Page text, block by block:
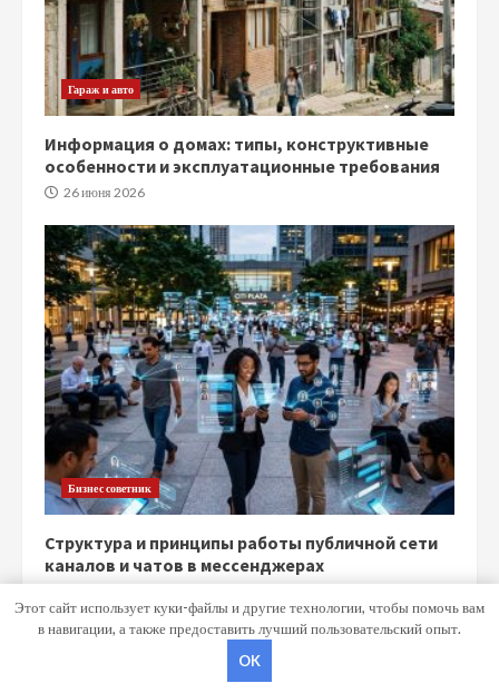
Гараж и авто
Информация о домах: типы, конструктивные
особенности и эксплуатационные требования
26 июня 2026
Бизнес советник
Структура и принципы работы публичной сети
каналов и чатов в мессенджерах
Copyright © Все права защищены.
Этот сайт использует куки-файлы и другие технологии, чтобы помочь вам
в навигации, а также предоставить лучший пользовательский опыт.
OK